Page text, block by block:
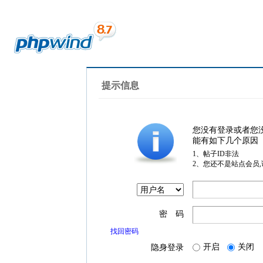
提示信息
您没有登录或者您
能有如下几个原因
1、帖子ID非法
2、您还不是站点会员
密 码
找回密码
隐身登录 开启 关闭